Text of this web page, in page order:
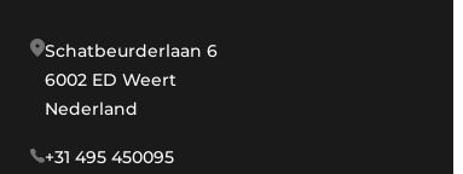
Schatbeurderlaan 6
6002 ED Weert
Nederland
+31 495 450095